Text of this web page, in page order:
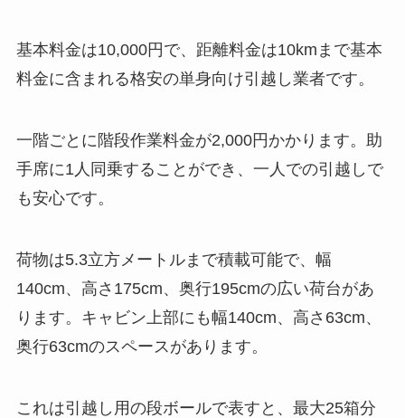
基本料金は10,000円で、距離料金は10kmまで基本
料金に含まれる格安の単身向け引越し業者です。
一階ごとに階段作業料金が2,000円かかります。助
手席に1人同乗することができ、一人での引越しで
も安心です。
荷物は5.3立方メートルまで積載可能で、幅
140cm、高さ175cm、奥行195cmの広い荷台があ
ります。キャビン上部にも幅140cm、高さ63cm、
奥行63cmのスペースがあります。
これは引越し用の段ボールで表すと、最大25箱分